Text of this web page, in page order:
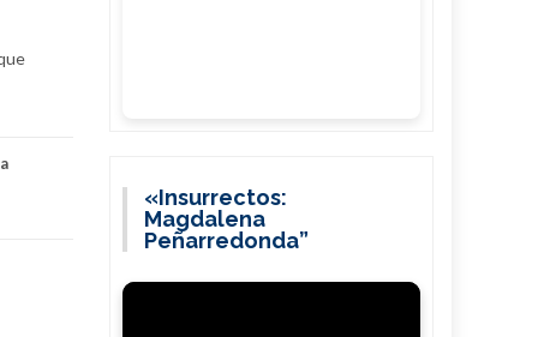
«Insurrectos:
Magdalena
Peñarredonda”